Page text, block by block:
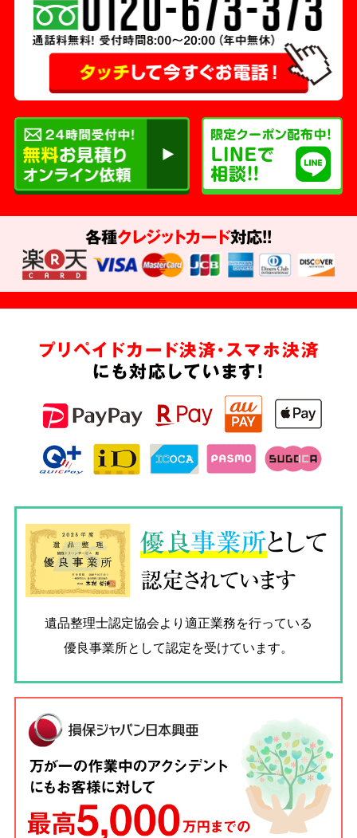
各種クレジットカード対応!!
プリペイドカード決済・スマホ決済
にも対応しています!
優良事業所として
認定されています
遺品整理士認定協会より適正業務を行っている
優良事業所として認定を受けています。